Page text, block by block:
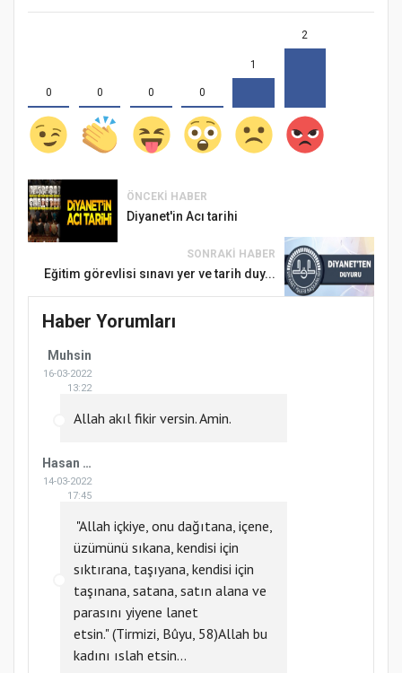
0 0 0 0
1
2
ÖNCEKI HABER
Diyanet'in Acı tarihi
SONRAKI HABER
Eğitim görevlisi sınavı yer ve tarih duy...
Haber Yorumları
Muhsin
16-03-2022
13:22
Allah akıl fikir versin. Amin.
Hasan İSKENDEROĞLU
14-03-2022
17:45
"Allah içkiye, onu dağıtana, içene,
üzümünü sıkana, ken­disi için
sıktırana, taşıyana, kendisi için
taşınana, satana, satın alana ve
parasını yiyene lanet
etsin." (Tirmizi, Bûyu, 58)Allah bu
kadını ıslah etsin...